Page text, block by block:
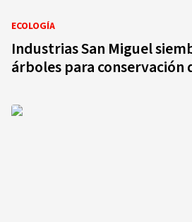
ECOLOGÍA
Industrias San Miguel
árboles para conservación